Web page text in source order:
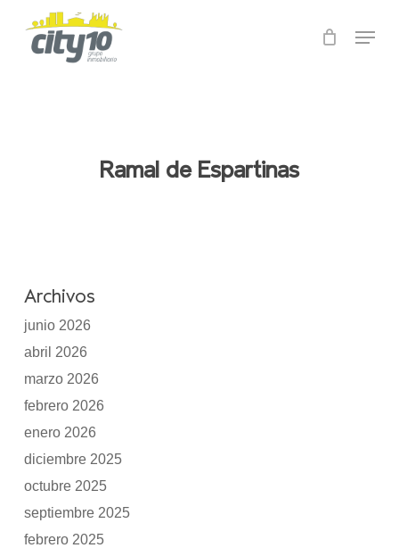
Menu
Ramal de Espartinas
Archivos
junio 2026
abril 2026
marzo 2026
febrero 2026
enero 2026
diciembre 2025
octubre 2025
septiembre 2025
febrero 2025